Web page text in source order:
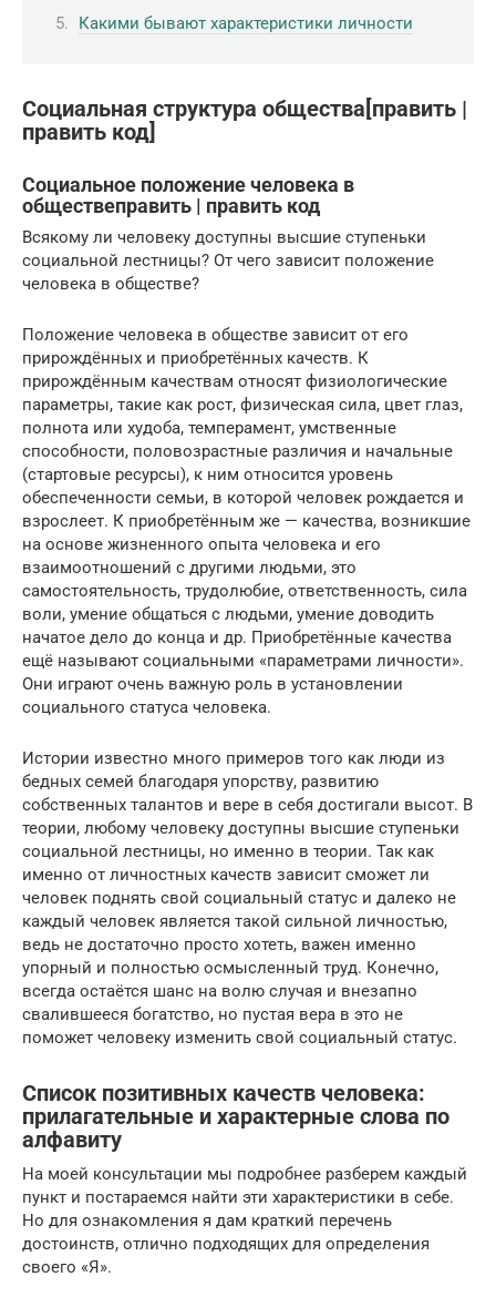
Какими бывают характеристики личности
Социальная структура общества[править |
править код]
Социальное положение человека в
обществеправить | править код
Всякому ли человеку доступны высшие ступеньки
социальной лестницы? От чего зависит положение
человека в обществе?
Положение человека в обществе зависит от его
прирождённых и приобретённых качеств. К
прирождённым качествам относят физиологические
параметры, такие как рост, физическая сила, цвет глаз,
полнота или худоба, темперамент, умственные
способности, половозрастные различия и начальные
(стартовые ресурсы), к ним относится уровень
обеспеченности семьи, в которой человек рождается и
взрослеет. К приобретённым же — качества, возникшие
на основе жизненного опыта человека и его
взаимоотношений с другими людьми, это
самостоятельность, трудолюбие, ответственность, сила
воли, умение общаться с людьми, умение доводить
начатое дело до конца и др. Приобретённые качества
ещё называют социальными «параметрами личности».
Они играют очень важную роль в установлении
социального статуса человека.
Истории известно много примеров того как люди из
бедных семей благодаря упорству, развитию
собственных талантов и вере в себя достигали высот. В
теории, любому человеку доступны высшие ступеньки
социальной лестницы, но именно в теории. Так как
именно от личностных качеств зависит сможет ли
человек поднять свой социальный статус и далеко не
каждый человек является такой сильной личностью,
ведь не достаточно просто хотеть, важен именно
упорный и полностью осмысленный труд. Конечно,
всегда остаётся шанс на волю случая и внезапно
свалившееся богатство, но пустая вера в это не
поможет человеку изменить свой социальный статус.
Список позитивных качеств человека:
прилагательные и характерные слова по
алфавиту
На моей консультации мы подробнее разберем каждый
пункт и постараемся найти эти характеристики в себе.
Но для ознакомления я дам краткий перечень
достоинств, отлично подходящих для определения
своего «Я».